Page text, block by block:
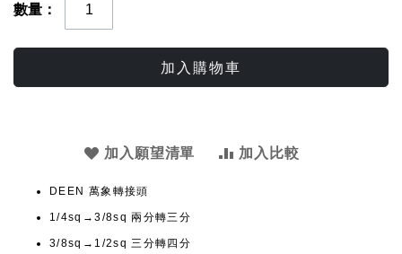
數量
加入購物車
加入願望清單 加入比較
DEEN 萬象轉接頭
1/4sq→3/8sq 兩分轉三分
3/8sq→1/2sq 三分轉四分